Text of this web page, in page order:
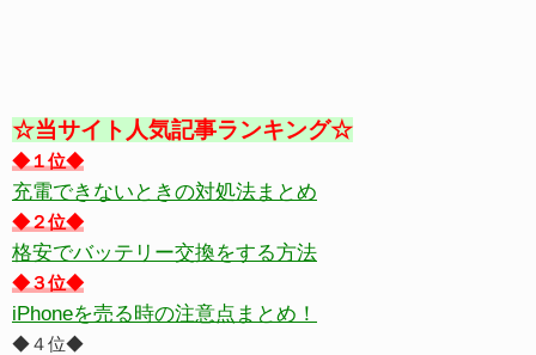
☆当サイト人気記事ランキング☆
◆１位◆
充電できないときの対処法まとめ
◆２位◆
格安でバッテリー交換をする方法
◆３位◆
iPhoneを売る時の注意点まとめ！
◆４位◆